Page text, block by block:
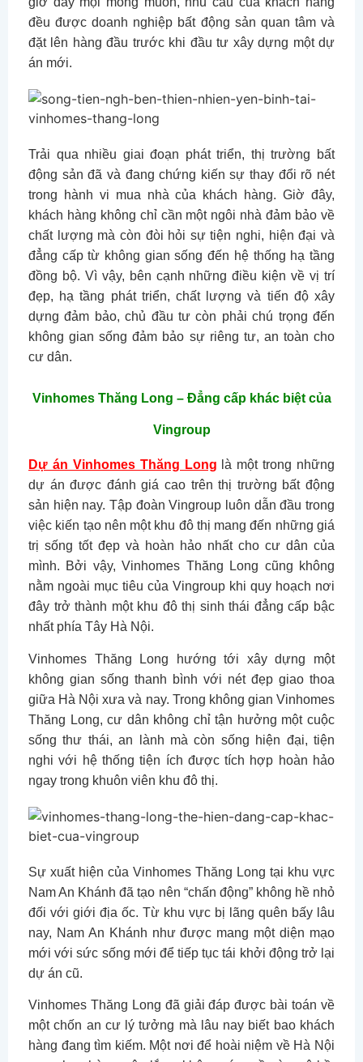
đều được doanh nghiệp bất động sản quan tâm và
đặt lên hàng đầu trước khi đầu tư xây dựng một dự
án mới.
Trải qua nhiều giai đoạn phát triển, thị trường bất
động sản đã và đang chứng kiến sự thay đổi rõ nét
trong hành vi mua nhà của khách hàng. Giờ đây,
khách hàng không chỉ cần một ngôi nhà đảm bảo về
chất lượng mà còn đòi hỏi sự tiện nghi, hiện đại và
đẳng cấp từ không gian sống đến hệ thống hạ tầng
đồng bộ. Vì vậy, bên cạnh những điều kiện về vị trí
đẹp, hạ tầng phát triển, chất lượng và tiến độ xây
dựng đảm bảo, chủ đầu tư còn phải chú trọng đến
không gian sống đảm bảo sự riêng tư, an toàn cho
cư dân.
Vinhomes Thăng Long – Đẳng cấp khác biệt của
Vingroup
Dự án Vinhomes Thăng Long là một trong những
dự án được đánh giá cao trên thị trường bất động
sản hiện nay. Tập đoàn Vingroup luôn dẫn đầu trong
việc kiến tạo nên một khu đô thị mang đến những giá
trị sống tốt đẹp và hoàn hảo nhất cho cư dân của
mình. Bởi vậy, Vinhomes Thăng Long cũng không
nằm ngoài mục tiêu của Vingroup khi quy hoạch nơi
đây trở thành một khu đô thị sinh thái đẳng cấp bậc
nhất phía Tây Hà Nội.
Vinhomes Thăng Long hướng tới xây dựng một
không gian sống thanh bình với nét đẹp giao thoa
giữa Hà Nội xưa và nay. Trong không gian Vinhomes
Thăng Long, cư dân không chỉ tận hưởng một cuộc
sống thư thái, an lành mà còn sống hiện đại, tiện
nghi với hệ thống tiện ích được tích hợp hoàn hảo
ngay trong khuôn viên khu đô thị.
Sự xuất hiện của Vinhomes Thăng Long tại khu vực
Nam An Khánh đã tạo nên “chấn động” không hề nhỏ
đối với giới địa ốc. Từ khu vực bị lãng quên bấy lâu
nay, Nam An Khánh như được mang một diện mạo
mới với sức sống mới để tiếp tục tái khởi động trở lại
dự án cũ.
Vinhomes Thăng Long đã giải đáp được bài toán về
một chốn an cư lý tưởng mà lâu nay biết bao khách
hàng đang tìm kiếm. Một nơi để hoài niệm về Hà Nội